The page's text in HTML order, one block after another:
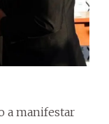
a manifestar